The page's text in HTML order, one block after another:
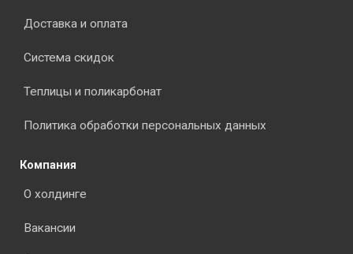
Доставка и оплата
Система скидок
Теплицы и поликарбонат
Политика обработки персональных данных
Компания
О холдинге
Вакансии